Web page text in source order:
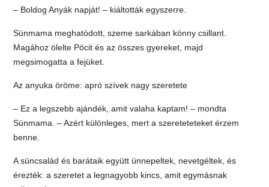
– Boldog Anyák napját! – kiáltották egyszerre.
Sünmama meghatódott, szeme sarkában könny csillant.
Magához ölelte Pöcit és az összes gyereket, majd
megsimogatta a fejüket.
Az anyuka öröme: apró szívek nagy szeretete
– Ez a legszebb ajándék, amit valaha kaptam! – mondta
Sünmama. – Azért különleges, mert a szereteteteket érzem
benne.
A süncsalád és barátaik együtt ünnepeltek, nevetgéltek, és
érezték: a szeretet a legnagyobb kincs, amit egymásnak